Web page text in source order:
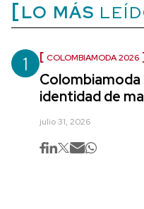
LO MÁS
1 COLOMBIAMODA 2026
identidad de
julio 31, 2026